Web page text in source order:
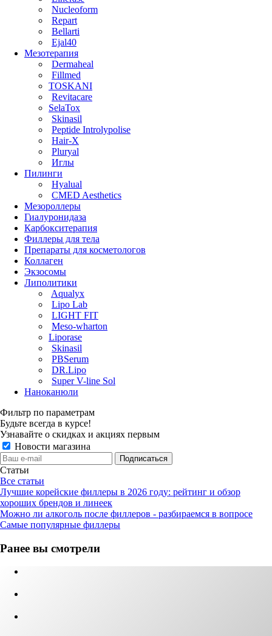
Nucleoform
Repart
Bellarti
Ejal40
Мезотерапия
Dermaheal
Fillmed
TOSKANI
Revitacare
SelaTox
Skinasil
Peptide Introlypolise
Hair-X
Pluryal
Иглы
Пилинги
Hyalual
CMED Aesthetics
Мезороллеры
Гиалуронидаза
Карбокситерапия
Филлеры для тела
Препараты для косметологов
Коллаген
Экзосомы
Липолитики
Aqualyx
Lipo Lab
LIGHT FIT
Meso-wharton
Liporase
Skinasil
PBSerum
DR.Lipo
Super V-line Sol
Наноканюли
Фильтр по параметрам
Будьте всегда в курсе!
Узнавайте о скидках и акциях первым
Новости магазина
Статьи
Все статьи
Лучшие корейские филлеры в 2026 году: рейтинг и обзор
хороших брендов и линеек
Можно ли алкоголь после филлеров - разбираемся в вопросе
Самые популярные филлеры
Ранее вы смотрели